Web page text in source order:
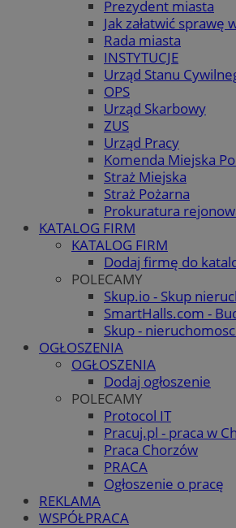
Prezydent miasta
Jak załatwić sprawę
Rada miasta
INSTYTUCJE
Urząd Stanu
OPS
Urząd Skarbowy
ZUS
Urząd Pracy
Komenda Miejska
Straż Miejska
Straż Pożarna
Prokuratura
KATALOG FIRM
KATALOG FIRM
Dodaj firmę do
POLECAMY
Skup.io - Skup
SmartHalls.com -
Skup -
OGŁOSZENIA
OGŁOSZENIA
Dodaj ogłoszenie
POLECAMY
Protocol IT
Pracuj.pl - praca w
Praca Chorzów
PRACA
Ogłoszenie o pracę
REKLAMA
WSPÓŁPRACA